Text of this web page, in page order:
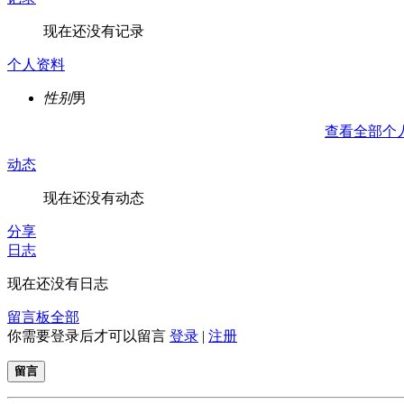
现在还没有记录
个人资料
性别男
查看全部个
动态
现在还没有动态
分享
日志
现在还没有日志
留言板全部
你需要登录后才可以留言 登录 | 注册
留言